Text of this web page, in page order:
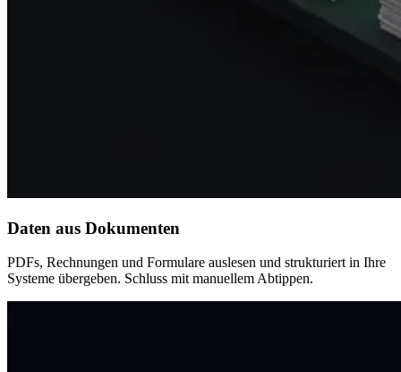
Daten aus Dokumenten
PDFs, Rechnungen und Formulare auslesen und strukturiert in Ihre
Systeme übergeben. Schluss mit manuellem Abtippen.